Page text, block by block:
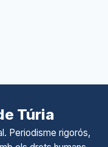
Túria
Periodisme rigorós,